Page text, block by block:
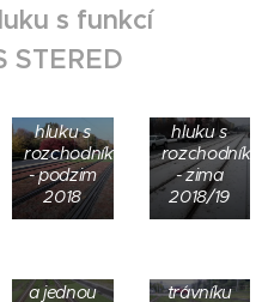
s funkcí
STERED
Košice -
hluku s
rozchodníky
- podzim
2018
hluku s
rozchodníky
- zima
2018/19
Kolejový
absorbér
hluku s
2019 -
nepochopitelné
- řidiči se
nestrefí
na
a jednou
Kolejový
absorbér
hluku s
rozchodníky
- květen
trávníku
Košice -